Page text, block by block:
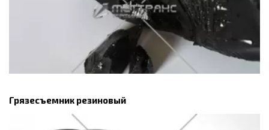
Грязесъемник резиновый